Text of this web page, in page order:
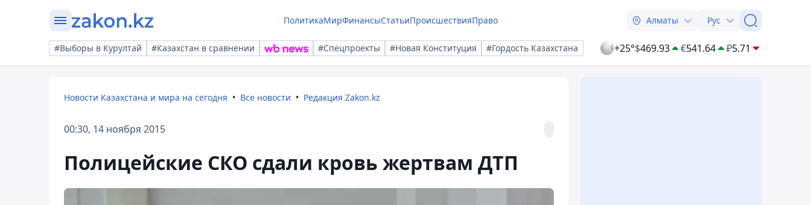
ПолитикаМирФинансыСтатьиПроисшествияПраво Алматы Рус
#Выборы в Курултай #Казахстан в сравнении #Спецпроекты #Новая Конституция #Гордость Казахстана +25°$469.93 €541.64 ₽5.71
Новости Казахстана и мира на сегодня Все новости Редакция Zakon.kz
00:30, 14 ноября 2015
Полицейские СКО сдали кровь жертвам ДТП